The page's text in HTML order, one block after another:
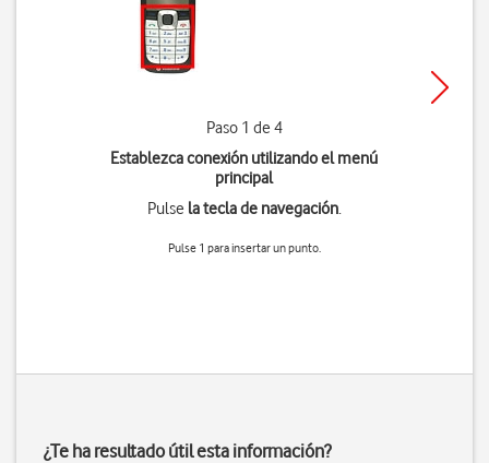
Paso 1 de 4
Establezca conexión utilizando el menú
principal
Pulse la tecla de navegación.
Pulse 1 para insertar un punto.
¿Te ha resultado útil esta información?